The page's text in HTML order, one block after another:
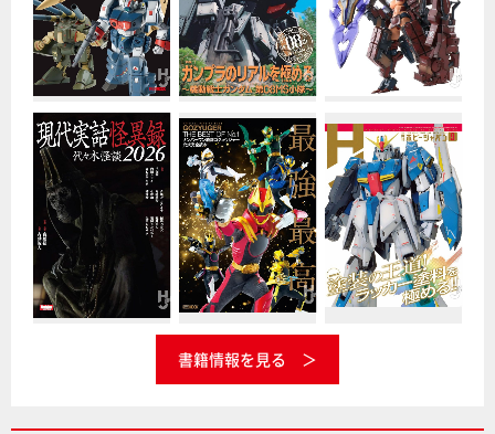
書籍情報を見る